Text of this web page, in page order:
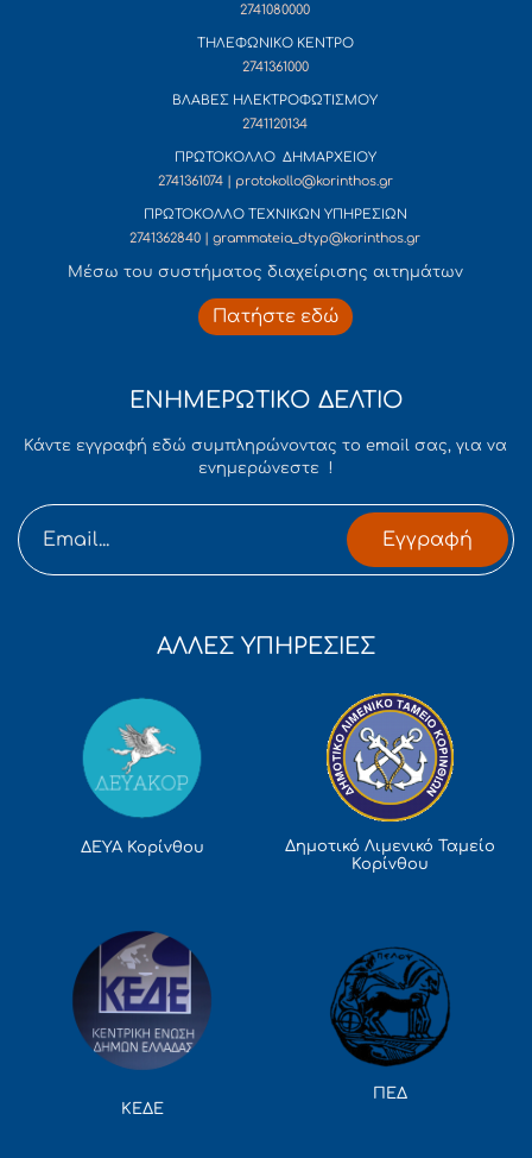
2741080000
ΤΗΛΕΦΩΝΙΚΟ ΚΕΝΤΡΟ
2741361000
ΒΛΑΒΕΣ ΗΛΕΚΤΡΟΦΩΤΙΣΜΟΥ
2741120134
ΠΡΩΤΟΚΟΛΛΟ ΔΗΜΑΡΧΕΙΟΥ
2741361074 | protokollo@korinthos.gr
ΠΡΩΤΟΚΟΛΛΟ ΤΕΧΝΙΚΩΝ ΥΠΗΡΕΣΙΩΝ
2741362840 | grammateia_dtyp@korinthos.gr
Mέσω του συστήματος διαχείρισης αιτημάτων
Πατήστε εδώ
ΕΝΗΜΕΡΩΤΙΚΟ ΔΕΛΤΙΟ
Κάντε εγγραφή εδώ συμπληρώνοντας το email σας, για να
ενημερώνεστε !
Εγγραφή
ΑΛΛΕΣ ΥΠΗΡΕΣΙΕΣ
ΔΕΥΑ Κορίνθου
Δημοτικό Λιμενικό Ταμείο
Κορίνθου
ΚΕΔΕ
ΠΕΔ